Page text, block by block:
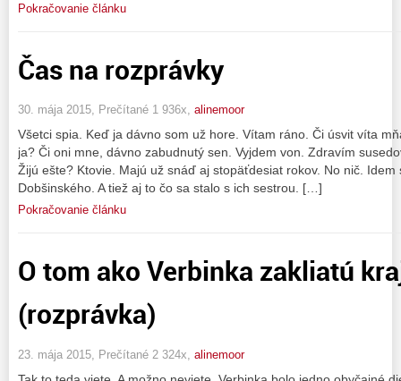
Pokračovanie článku
Čas na rozprávky
30. mája 2015, Prečítané 1 936x, alinemoor
Všetci spia. Keď ja dávno som už hore. Vítam ráno. Či úsvit víta
ja? Či oni mne, dávno zabudnutý sen. Vyjdem von. Zdravím
Žijú ešte? Ktovie. Majú už snáď aj stopäťdesiat rokov. No nič.
Dobšinského. A tiež aj to čo sa stalo s ich sestrou. […]
Pokračovanie článku
O tom ako Verbinka zakliatú
(rozprávka)
23. mája 2015, Prečítané 2 324x, alinemoor